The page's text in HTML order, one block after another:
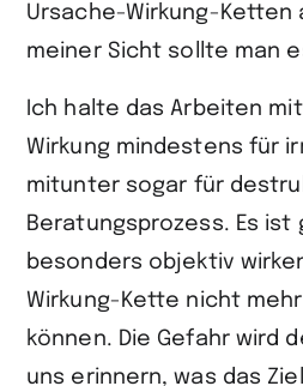
Ursache-Wirkung-Ketten
meiner Sicht sollte man
Ich halte das Arbeiten
Wirkung mindestens für
mitunter sogar für
Beratungsprozess. Es ist
besonders objektiv
Wirkung-Kette nicht
können. Die Gefahr wird
uns erinnern, was das